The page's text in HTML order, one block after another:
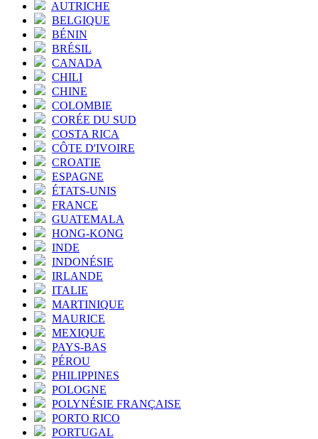
AUTRICHE
BELGIQUE
BÉNIN
BRÉSIL
CANADA
CHILI
CHINE
COLOMBIE
CORÉE DU SUD
COSTA RICA
CÔTE D'IVOIRE
CROATIE
ESPAGNE
ÉTATS-UNIS
FRANCE
GUATEMALA
HONG-KONG
INDE
INDONÉSIE
IRLANDE
ITALIE
MARTINIQUE
MAURICE
MEXIQUE
PAYS-BAS
PÉROU
PHILIPPINES
POLOGNE
POLYNÉSIE FRANÇAISE
PORTO RICO
PORTUGAL